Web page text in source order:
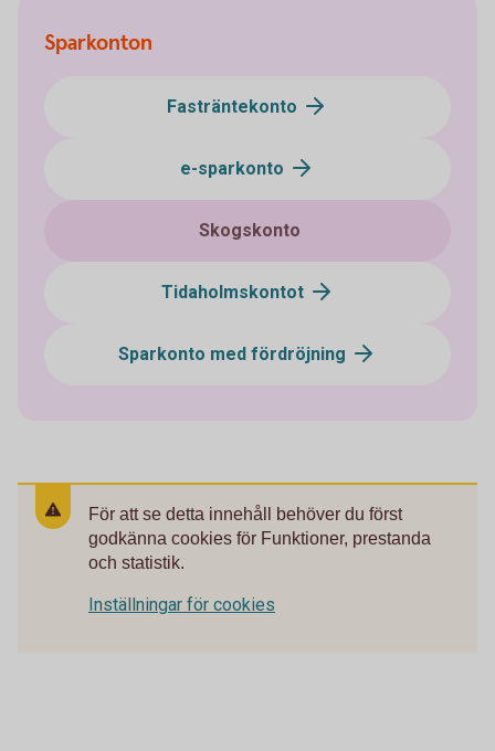
Sparkonton
Fasträntekonto
e-sparkonto
Skogskonto
Tidaholmskontot
Sparkonto med fördröjning
För att se detta innehåll behöver du först
godkänna cookies för Funktioner, prestanda
och statistik.
Inställningar för cookies